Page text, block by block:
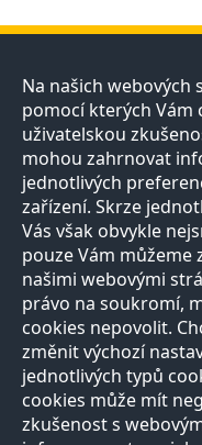
O projektu
Naši partneři
Razítková
samoobsluha
Autoři
Vědci
Zeptejte se
přírodovědců
FAQ
Výhody registrace
Registrace
Nabídka
Copyright © 2013,
fakultyUK v Praze. Vytvořilo
Na našich webových
pomocí kterých Vám
uživatelskou
mohou zahrnovat
jednotlivých
zařízení. Skrze
Vás však obvykle
pouze Vám
našimi webovými
právo na soukromí,
cookies nepovolit.
změnit výchozí
jednotlivých typů
cookies může mít
zkušenost s